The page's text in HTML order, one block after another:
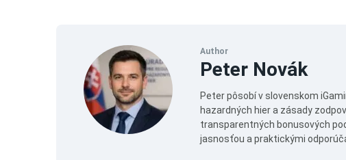
Author
Peter Novák
Peter pôsobí v slovenskom
hazardných hier a zásady
transparentných bonusových
jasnosťou a praktickými